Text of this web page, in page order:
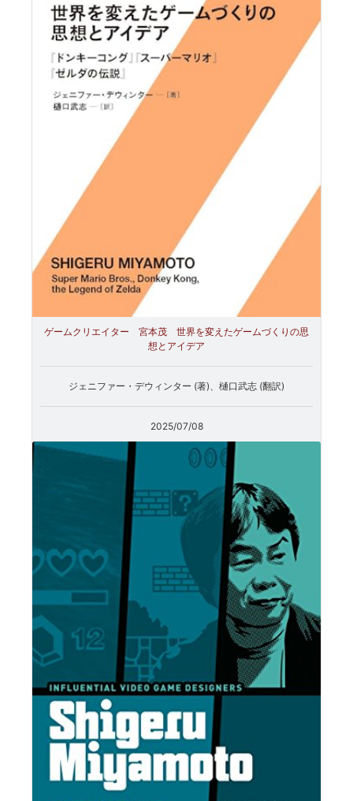
ゲームクリエイター 宮本茂 世界を変えたゲームづくりの思
想とアイデア
ジェニファー・デウィンター (著)、樋口武志 (翻訳)
2025/07/08